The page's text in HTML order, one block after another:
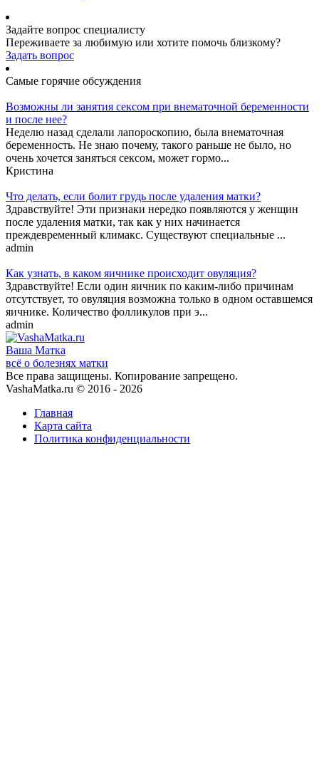
Задайте вопрос специалисту
Переживаете за любимую или хотите помочь близкому?
Задать вопрос
Самые горячие обсуждения
Возможны ли занятия сексом при внематочной беременности
и после нее?
Неделю назад сделали лапороскопию, была внематочная
беременность. Не знаю почему, такого раньше не было, но
очень хочется заняться сексом, может гормо...
Кристина
Что делать, если болит грудь после удаления матки?
Здравствуйте! Эти признаки нередко появляются у женщин
после удаления матки, так как у них начинается
преждевременный климакс. Существуют специальные ...
admin
Как узнать, в каком яичнике происходит овуляция?
Здравствуйте! Если один яичник по каким-либо причинам
отсутствует, то овуляция возможна только в одном оставшемся
яичнике. Количество фолликулов при э...
admin
Ваша Матка
всё о болезнях матки
Все права защищены. Копирование запрещено.
VashaMatka.ru © 2016 - 2026
Главная
Карта сайта
Политика конфиденциальности